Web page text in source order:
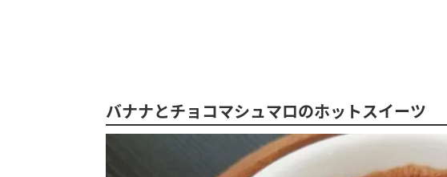
バナナとチョコマシュマロのホットスイーツ